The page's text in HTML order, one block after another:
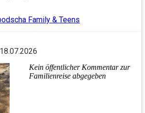
Family & Teens
18.07.2026
Kein öffentlicher Kommentar zur
Familienreise abgegeben